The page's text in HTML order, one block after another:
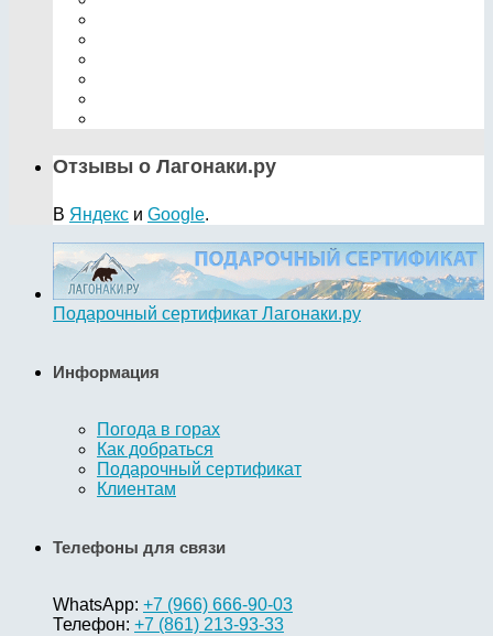
Отзывы о Лагонаки.ру
В Яндекс и Google.
Подарочный сертификат Лагонаки.ру
Информация
Погода в горах
Как добраться
Подарочный сертификат
Клиентам
Телефоны для связи
WhatsApp: +7 (966) 666-90-03
Телефон: +7 (861) 213-93-33